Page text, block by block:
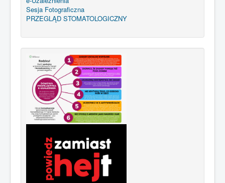
Sesja Fotograficzna
PRZEGLĄD STOMATOLOGICZNY